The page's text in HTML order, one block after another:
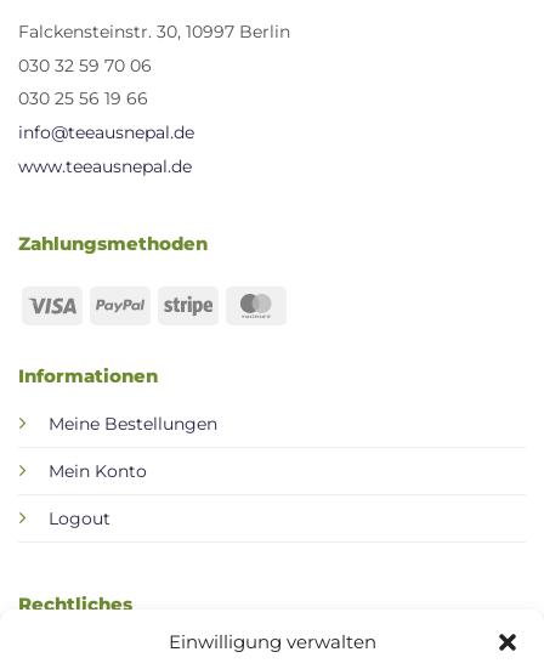
Einwilligung verwalten
Falckensteinstr. 30, 10997 Berlin
030 32 59 70 06
030 25 56 19 66
info@teeausnepal.de
www.teeausnepal.de
Informationen
Meine Bestellungen
Mein Konto
Logout
Rechtliches
AGB / Kundeninformation
Zahlungsmethoden
Visa PayPal Stripe